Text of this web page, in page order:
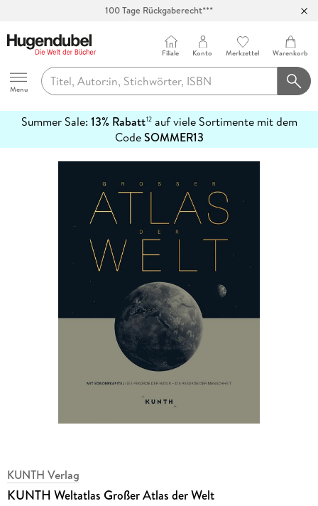
100 Tage Rückgaberecht***
Hugendubel
Menu
Filiale Konto Merkzettel Warenkorb
Summer Sale: 13% Rabatt12auf viele Sortimente mit dem
CodeSOMMER13
erfahren
KUNTH Verlag
KUNTH Weltatlas Großer Atlas der Welt